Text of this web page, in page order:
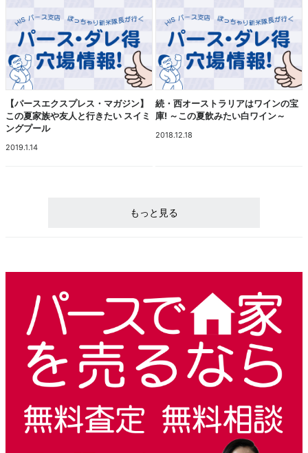
【パースエクスプレス・マガジン】
この夏家族や友人と行きたい スイミ
ングプール
2019.1.14
続・西オーストラリアはワインの宝
庫! ～この夏飲みたい白ワイン～
2018.12.18
もっと見る